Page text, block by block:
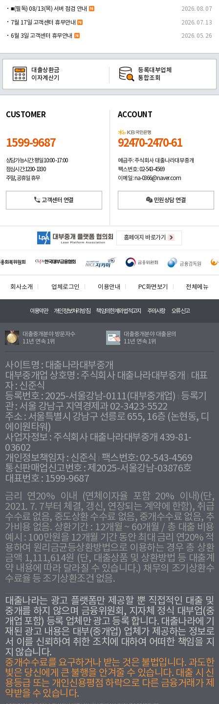
■(필독) 08/13(목) 서버 점검 안내 2026. 08. 07
7월 17일 고객센터 휴무안내 2026. 07. 13
6월 3일 고객센터 휴무안내 2026. 05. 26
대출상환금
이자계산기
등록대부업체
통합조회
CUSTOMER
1599-9687
상담가능시간: 평일10:00 -17:00
점심시간: 12:30 - 13:30
주말, 공휴일 휴무
고객센터 연결
ACCOUNT
92470-2470-61
예금주: 주식회사 대출나라대부중개
팩스번호: 02-543-4569
이메일: na-0366@naver.com
민원상담 연결
홈페이지 바로가기
회사소개 업체로그인 이용안내 PC화면보기 전체메뉴
이용약관 개인정보처리방침 책임의한계와법적고지 주의사항 오류신고
대출중개분야 방문자수
11년 연속 1위
대출중개분야 대출문의
11년 연속 1위
사이트명 : 대출나라대부중개
대부중개업 상호명 : 주식회사 대출나라대부중개
대표
자 : 신준식
등록번호 : 2025-서울강남-0111(대부중개업) 등록기
관 : 서울 강남구 지역경제과 02-3423-5522
주소 : 서울특별시 강남구 선릉로 655, 16층 (논현동, 디
에이원타워)
사업자정보 : 주식회사 대출나라대부중개 439-81-
03602
개인정보책임자 : 신준식
팩스번호: 02-543-4569
통신판매업신고번호 : 제2025-서울강남-03876호
대표번호 : 1599-9687
금리 연20% 이내 (연체이자율 포함 20% 이내)(단,
2021. 7. 7부터 체결, 갱신, 연장되는 계약에 한함), 취급
수수료 없음, 중도상환 수수료 없음, 중개수수료 없음, 추
가비용 없음. 상환기간 : 12개월 ~ 60개월 / 총 대출 비용
예시 : 100만원을 12개월 기간 동안 최대 금리 연20% 적
용하여 원리금균등상환방법으로 이용하는 경우 총 상환
금액 1,111,614원 (단, 대출상품 및 상환방법 등 대출계
약 내용에 따라 달라질 수 있습니다.) 채무의 조기상환수
수료율 등 조기상환조건 없음.
대출나라는 광고 플랫폼만 제공할 뿐 직접적인 대출 및
중개를 하지 않으며 금융위원회, 지자체 정식 대부업(중
개업 포함) 등록 업체만 광고 등록 합니다. 대출나라에 기
재된 광고 내용은 대부(중개업) 업체가 제공하는 정보로
서 이를 신뢰하여 취한 조치에 대하여 어떠한 책임을 지
지 않습니다.
중개수수료를 요구하거나 받는 것은 불법입니다. 과도한
빛은 당신에게 큰 불행을 안겨줄 수 있습니다. 대출 시 신
용등급 또는 개인신용평점 하락으로 다른 금융거래가 제
약받을 수 있습니다.